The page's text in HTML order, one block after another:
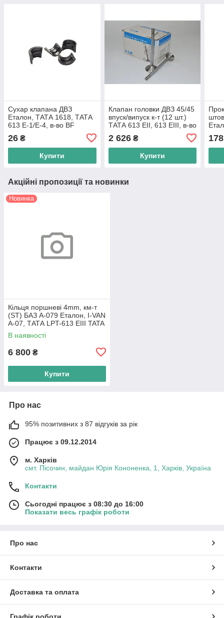
Сухар клапана ДВЗ
Еталон, ТАТА 1618, ТАТА
613 E-1/Е-4, в-во BF
26 ₴
Купити
Клапан головки ДВЗ 45/45
впуск/випуск к-т (12 шт.)
ТАТА 613 EII, 613 EIII, в-во
2 626₴
Купити
178
Акційні пропозиції та новинки
Новинка
Кільця поршневі 4mm, км-т
(ST) БАЗ А-079 Еталон, I-VAN
A-07, ТАТА LPT-613 EIII TATA
Motors
В наявності
6 800 ₴
Купити
Про нас
95% позитивних з 87 відгуків за рік
Працює з 09.12.2014
м. Харків
смт. Пісочин, майдан Юрія Кононенка, 1, Харків, Україна
Контакти
Сьогодні працює з 08:30 до 16:00
Показати весь графік роботи
Про нас
Контакти
Доставка та оплата